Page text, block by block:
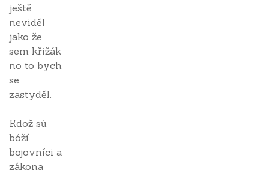
ještě
neviděl
jako že
sem křižák
no to bych
se
zastyděl.
Kdož sů
bóží
bojovníci a
zákona